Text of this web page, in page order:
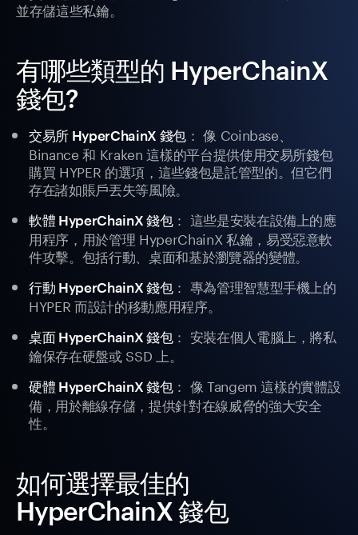
並存儲這些私鑰。
有哪些類型的 HyperChainX
錢包?
交易所 HyperChainX 錢包： 像 Coinbase、
Binance 和 Kraken 這樣的平台提供使用交易所錢包
購買 HYPER 的選項，這些錢包是託管型的。但它們
存在諸如賬戶丟失等風險。
軟體 HyperChainX 錢包： 這些是安裝在設備上的應
用程序，用於管理 HyperChainX 私鑰，易受惡意軟
件攻擊。包括行動、桌面和基於瀏覽器的變體。
行動 HyperChainX 錢包： 專為管理智慧型手機上的
HYPER 而設計的移動應用程序。
桌面 HyperChainX 錢包： 安裝在個人電腦上，將私
鑰保存在硬盤或 SSD 上。
硬體 HyperChainX 錢包： 像 Tangem 這樣的實體設
備，用於離線存儲，提供針對在線威脅的強大安全
性。
如何選擇最佳的
HyperChainX 錢包